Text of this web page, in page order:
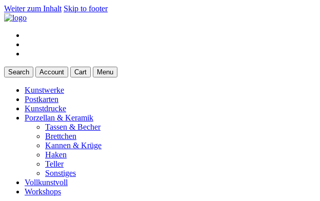
Weiter zum Inhalt Skip to footer
Search Account Cart Menu
Kunstwerke
Postkarten
Kunstdrucke
Porzellan & Keramik
Tassen & Becher
Brettchen
Kannen & Krüge
Haken
Teller
Sonstiges
Vollkunstvoll
Workshops